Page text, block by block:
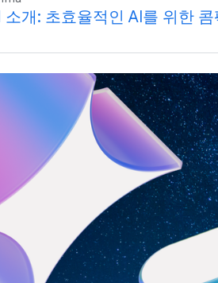
개: 초효율적인 AI를 위한